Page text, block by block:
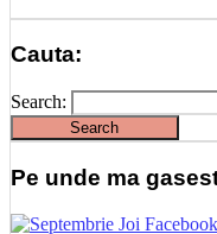
Cauta:
Search:
Pe unde ma